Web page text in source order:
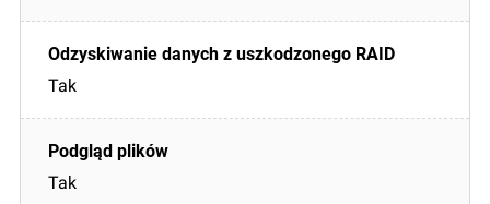
Tak
Tak